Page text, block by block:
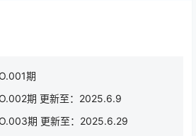
期
期 更新至：2025.6.9
期 更新至：2025.6.29